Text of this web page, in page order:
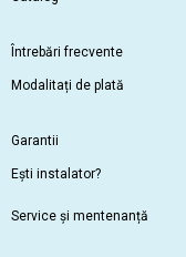
Întrebări frecvente
Modalitați de plată
Garantii
Ești instalator?
Service și mentenanță